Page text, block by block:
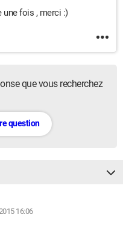
une fois , merci :)
que vous recherchez
question
16:06